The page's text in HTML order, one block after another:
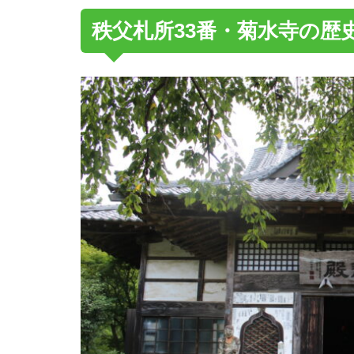
秩父札所33番・菊水寺の歴